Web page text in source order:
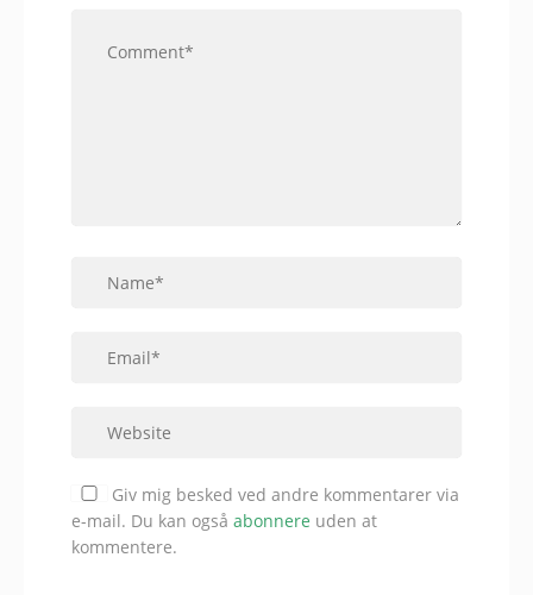
Giv mig besked ved andre kommentarer via
e-mail. Du kan også abonnere uden at
kommentere.